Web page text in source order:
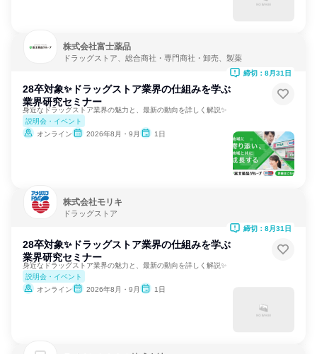
株式会社富士薬品
ドラッグストア、総合商社・専門商社・卸売、製薬
28卒対象✨ドラッグストア業界の仕組みを学ぶ
業界研究セミナー
身近なドラッグストア業界の魅力と、最新の動向を詳しく解説✨️
説明会・イベント
オンライン
2026年8月・9月 1日
締切：8月31日
株式会社モリキ
ドラッグストア
28卒対象✨ドラッグストア業界の仕組みを学ぶ
業界研究セミナー
身近なドラッグストア業界の魅力と、最新の動向を詳しく解説✨️
説明会・イベント
オンライン
2026年8月・9月 1日
締切：8月31日